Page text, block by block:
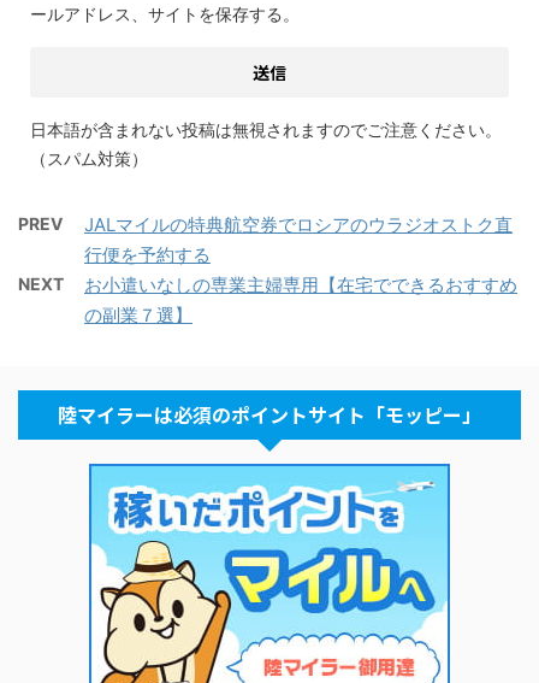
ールアドレス、サイトを保存する。
日本語が含まれない投稿は無視されますのでご注意ください。
（スパム対策）
PREV
JALマイルの特典航空券でロシアのウラジオストク直
行便を予約する
NEXT
お小遣いなしの専業主婦専用【在宅でできるおすすめ
の副業７選】
陸マイラーは必須のポイントサイト「モッピー」